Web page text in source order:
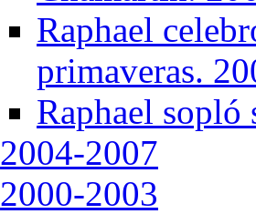
Raphael
primaveras.
Raphael sopló
2004-2007
2000-2003